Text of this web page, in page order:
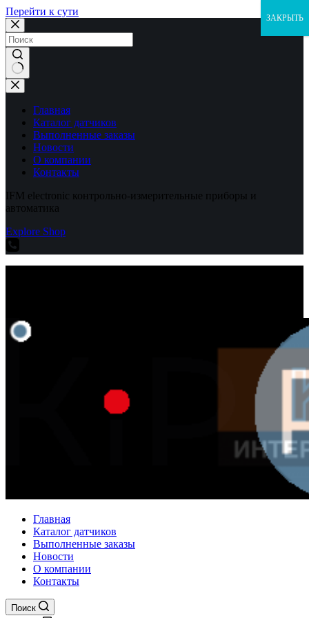
Перейти к сути
Ничего
не
найденоГлавная
Каталог датчиков
Выполненные заказы
Новости
О компании
Контакты
IFM electronic контрольно-измерительные приборы и
автоматика
Explore Shop
Главная
Каталог датчиков
Выполненные заказы
Новости
О компании
Контакты
Поиск
ЗАКРЫТЬ